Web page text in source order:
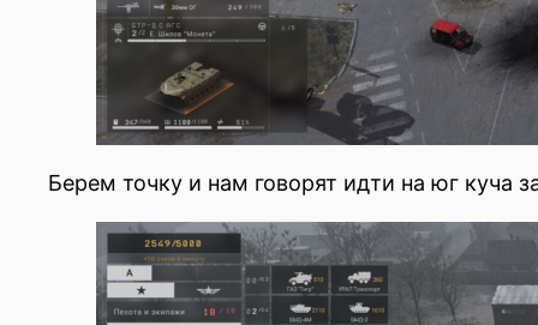
Берем точку и нам говорят идти на юг куча